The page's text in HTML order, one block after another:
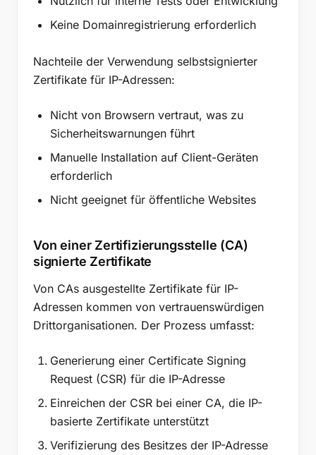
Keine Domainregistrierung erforderlich
Nachteile der Verwendung selbstsignierter
Zertifikate für IP-Adressen:
Nicht von Browsern vertraut, was zu
Sicherheitswarnungen führt
Manuelle Installation auf Client-Geräten
erforderlich
Nicht geeignet für öffentliche Websites
Von einer Zertifizierungsstelle (CA)
signierte Zertifikate
Von CAs ausgestellte Zertifikate für IP-
Adressen kommen von vertrauenswürdigen
Drittorganisationen. Der Prozess umfasst:
Generierung einer Certificate Signing
Request (CSR) für die IP-Adresse
Einreichen der CSR bei einer CA, die IP-
basierte Zertifikate unterstützt
Verifizierung des Besitzes der IP-Adresse